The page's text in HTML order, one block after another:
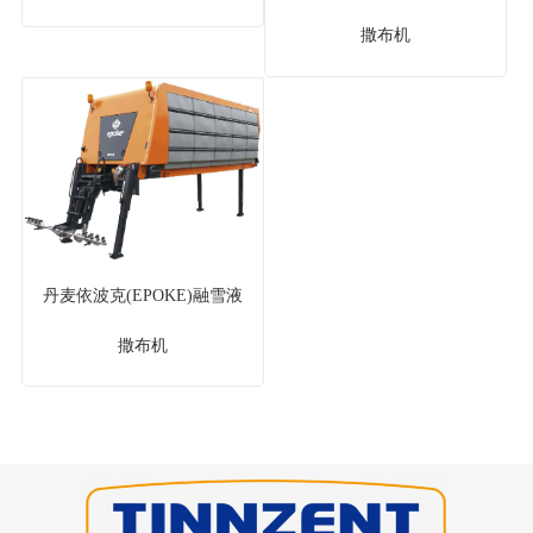
撒布机
丹麦依波克(EPOKE)融雪液
撒布机